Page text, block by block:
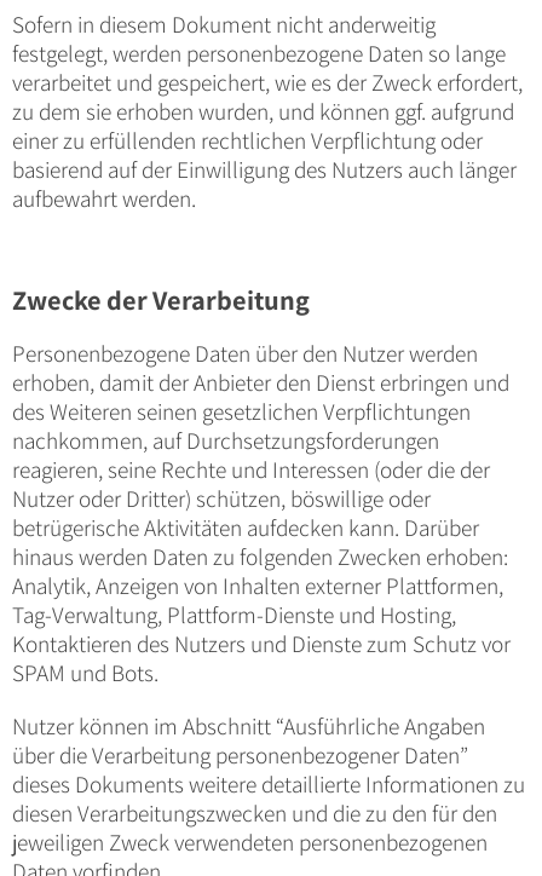
Sofern in diesem Dokument nicht anderweitig
festgelegt, werden personenbezogene Daten so lange
verarbeitet und gespeichert, wie es der Zweck erfordert,
zu dem sie erhoben wurden, und können ggf. aufgrund
einer zu erfüllenden rechtlichen Verpflichtung oder
basierend auf der Einwilligung des Nutzers auch länger
aufbewahrt werden.
Zwecke der Verarbeitung
Personenbezogene Daten über den Nutzer werden
erhoben, damit der Anbieter den Dienst erbringen und
des Weiteren seinen gesetzlichen Verpflichtungen
nachkommen, auf Durchsetzungsforderungen
reagieren, seine Rechte und Interessen (oder die der
Nutzer oder Dritter) schützen, böswillige oder
betrügerische Aktivitäten aufdecken kann. Darüber
hinaus werden Daten zu folgenden Zwecken erhoben:
Analytik, Anzeigen von Inhalten externer Plattformen,
Tag-Verwaltung, Plattform-Dienste und Hosting,
Kontaktieren des Nutzers und Dienste zum Schutz vor
SPAM und Bots.
Nutzer können im Abschnitt “Ausführliche Angaben
über die Verarbeitung personenbezogener Daten”
dieses Dokuments weitere detaillierte Informationen zu
diesen Verarbeitungszwecken und die zu den für den
jeweiligen Zweck verwendeten personenbezogenen